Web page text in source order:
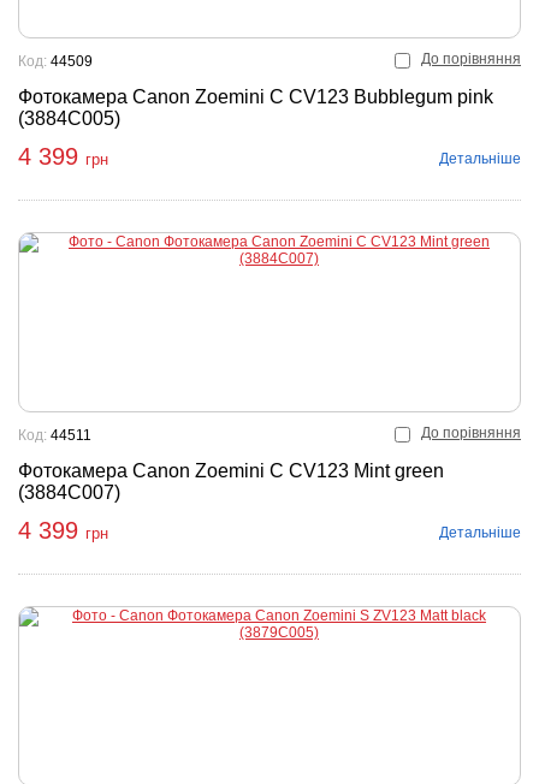
До порівняння
Фотокамера Canon Zoemini C CV123 Bubblegum pink
(3884C005)
Код: 44509
4 399 грн Детальніше
До порівняння
Фотокамера Canon Zoemini C CV123 Mint green
(3884C007)
Код: 44511
4 399 грн Детальніше